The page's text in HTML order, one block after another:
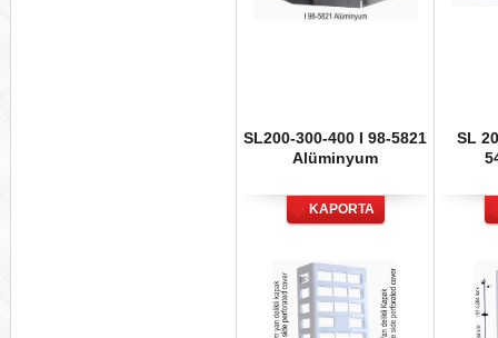
SL200-300-400 I 98-5821
Alüminyum
KAPORTA
SL